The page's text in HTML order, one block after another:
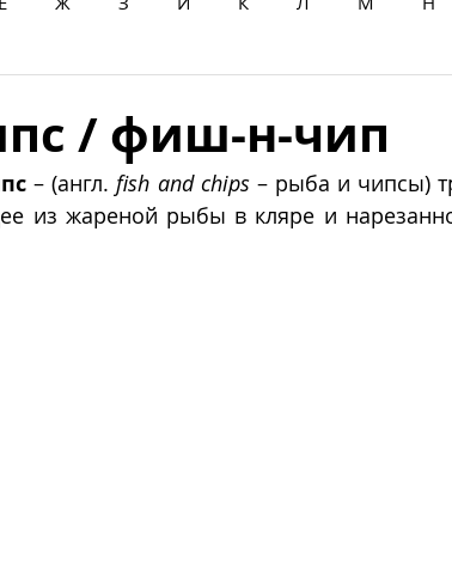
/ фиш-н-чип
– (англ. fish and chips – рыба и чипсы)
из жареной рыбы в кляре и